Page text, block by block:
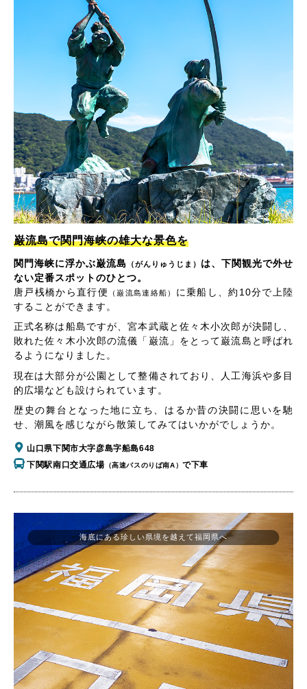
巌流島で関門海峡の雄大な景色を
関門海峡に浮かぶ巌流島 （がんりゅうじま） は、下関観光で外せ
ない定番スポットのひとつ。
唐戸桟橋から直行便
（巌流島連絡船）
に乗船し、約10分で上陸
することができます。
正式名称は船島ですが、宮本武蔵と佐々木小次郎が決闘し、
敗れた佐々木小次郎の流儀「巌流」をとって巌流島と呼ばれ
るようになりました。
現在は大部分が公園として整備されており、人工海浜や多目
的広場なども設けられています。
歴史の舞台となった地に立ち、はるか昔の決闘に思いを馳
せ、潮風を感じながら散策してみてはいかがでしょうか。
山口県下関市大字彦島字船島648
下関駅南口交通広場 （高速バスのりば南A）で下車
海底にある珍しい県境を越えて福岡県へ